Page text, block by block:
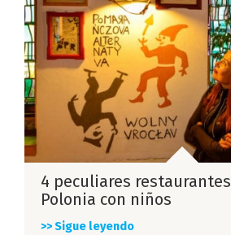
4 peculiares
Polonia con niños
>> Sigue leyendo